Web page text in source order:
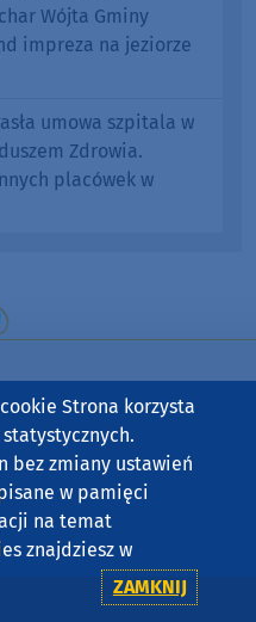
Wójta Gminy
impreza na jeziorze
umowa szpitala w
Zdrowia.
placówek w
Strona korzysta
bez zmiany ustawień
w pamięci
na temat
znajdziesz w
ZAMKNIJ